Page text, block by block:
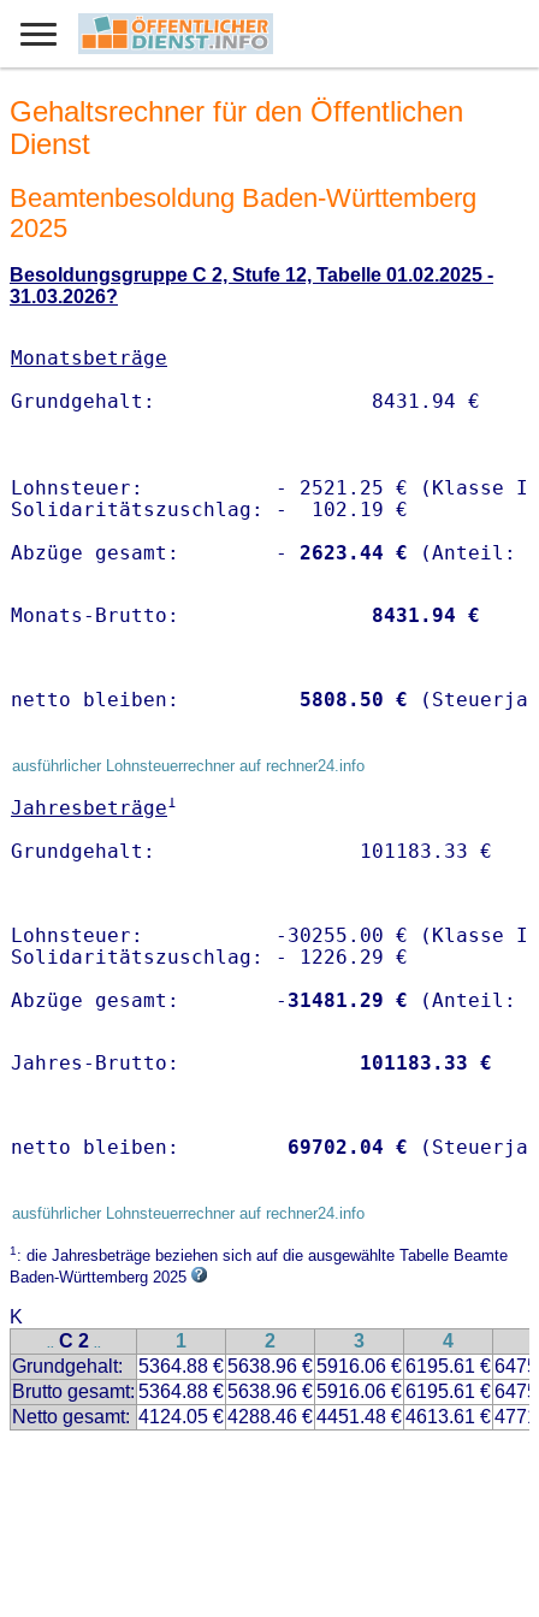
Gehaltsrechner für den Öffentlichen
Dienst
Beamtenbesoldung Baden-Württemberg
2025
Besoldungsgruppe C 2, Stufe 12, Tabelle 01.02.2025 -
31.03.2026?
Monatsbeträge
Lohnsteuer:           - 2521.25 € (Klasse I)
Solidaritätszuschlag: -  102.19 €
Abzüge gesamt:        -
2623.44 €
Monats-Brutto: 8431.94 €
netto bleiben: 5808.50 €
ausführlicher Lohnsteuerrechner auf rechner24.info
Jahresbeträge1
Lohnsteuer:           -30255.00 € (Klasse I)
Solidaritätszuschlag: - 1226.29 €
Abzüge gesamt:        - 31481.29 €
Jahres-Brutto: 101183.33 €
netto bleiben: 69702.04 €
ausführlicher Lohnsteuerrechner auf rechner24.info
1: die Jahresbeträge beziehen sich auf die ausgewählte Tabelle Beamte
Baden-Württemberg 2025
K
.. C 2 .. 1 2 3 4
Grundgehalt:
5364.88 €5638.96 €5916.06 €6195.61 €
Brutto gesamt: 5364.88 €5638.96 €5916.06 €6195.61 €
Netto gesamt: 4124.05 €4288.46 €4451.48 €4613.61 €